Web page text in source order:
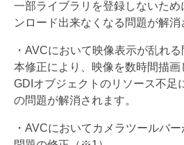
一部ライブラリを登録しないため
ンロード出来なくなる問題が解消
・AVCにおいて映像表示が乱れ
本修正により、 映像を数時間描
GDIオブジェクトのリソース不足
の問題が解消されます。
・ AVCにおいてカメラツールバ